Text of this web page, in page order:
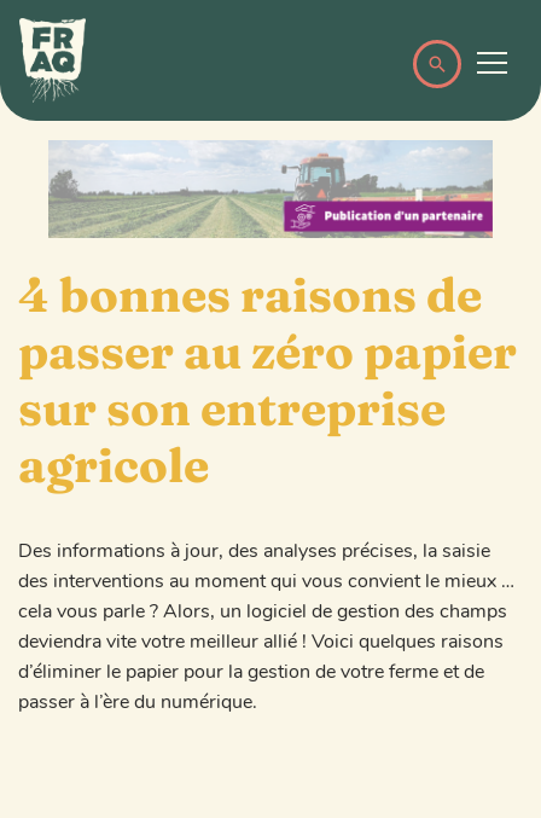
4 bonnes raisons de
passer au zéro papier
sur son entreprise
agricole
Des informations à jour, des analyses précises, la saisie
des interventions au moment qui vous convient le mieux …
cela vous parle ? Alors, un logiciel de gestion des champs
deviendra vite votre meilleur allié ! Voici quelques raisons
d’éliminer le papier pour la gestion de votre ferme et de
passer à l’ère du numérique.